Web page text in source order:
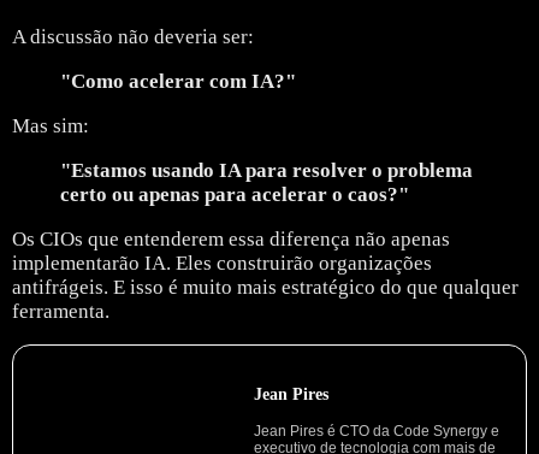
A discussão não deveria ser:
"Como acelerar com IA?"
Mas sim:
"Estamos usando IA para resolver o problema
certo ou apenas para acelerar o caos?"
Os CIOs que entenderem essa diferença não apenas
implementarão IA. Eles construirão organizações
antifrágeis. E isso é muito mais estratégico do que qualquer
ferramenta.
Jean Pires
Jean Pires é CTO da Code Synergy e
executivo de tecnologia com mais de